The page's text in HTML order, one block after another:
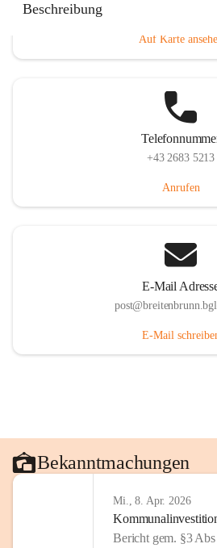
Beschreibung
Auf Karte
+43 2683 5213
Anrufen
E-Mail
E-Mail
Bekanntmachungen
Mi., 8. Apr. 2026
Bericht gem. §3